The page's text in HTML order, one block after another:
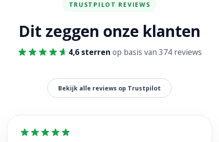
TRUSTPILOT REVIEWS
Dit zeggen onze klanten
4,6 sterren op basis van 374 reviews
Bekijk alle reviews op Trustpilot